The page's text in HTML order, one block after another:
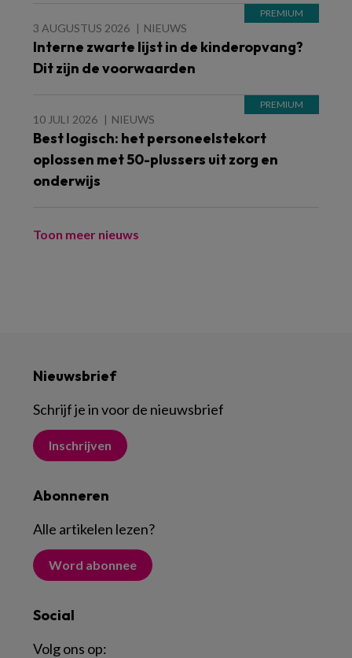
3 AUGUSTUS 2026 NIEUWS
Interne zwarte lijst in de kinderopvang?
Dit zijn de voorwaarden
10 JULI 2026 NIEUWS
Best logisch: het personeelstekort
oplossen met 50-plussers uit zorg en
onderwijs
Toon meer nieuws
Nieuwsbrief
Schrijf je in voor de nieuwsbrief
Inschrijven
Abonneren
Alle artikelen lezen?
Word abonnee
Social
Volg ons op: